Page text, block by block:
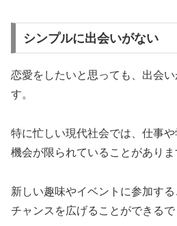
シンプルに出会いがない
恋愛をしたいと思っても、出会
す。
特に忙しい現代社会では、 仕事
機会が限られている ことがありま
新しい趣味やイベントに参加す
チャンスを広げることができるで